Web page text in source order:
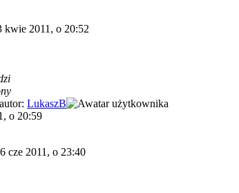
kwie 2011, o 20:52
autor: LukaszB
o 20:59
cze 2011, o 23:40